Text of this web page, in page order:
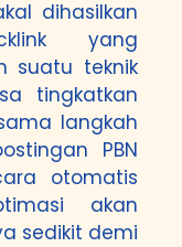
dihasilkan
yang
suatu teknik
tingkatkan
langkah
PBN
otomatis
akan
sedikit demi